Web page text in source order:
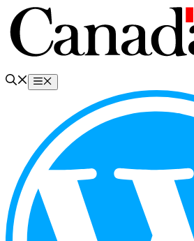
Перейти
содержимому
Меню